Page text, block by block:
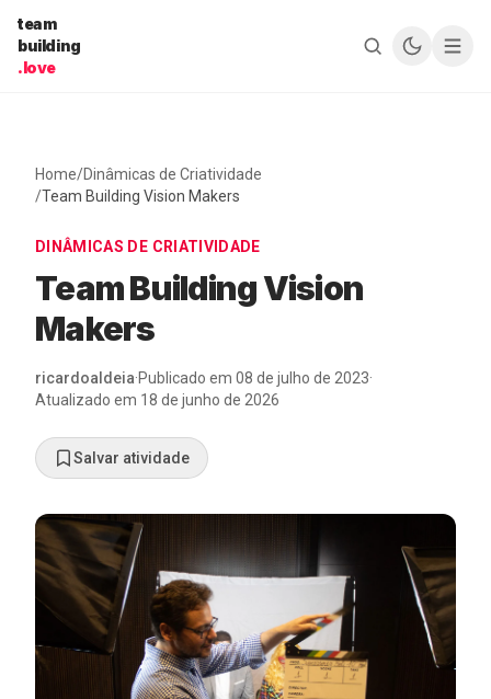
team
building
.love
Home/Dinâmicas de Criatividade
/Team Building Vision Makers
DINÂMICAS DE CRIATIVIDADE
Team Building Vision
Makers
ricardoaldeia·Publicado em 08 de julho de 2023·
Atualizado em 18 de junho de 2026
Salvar atividade